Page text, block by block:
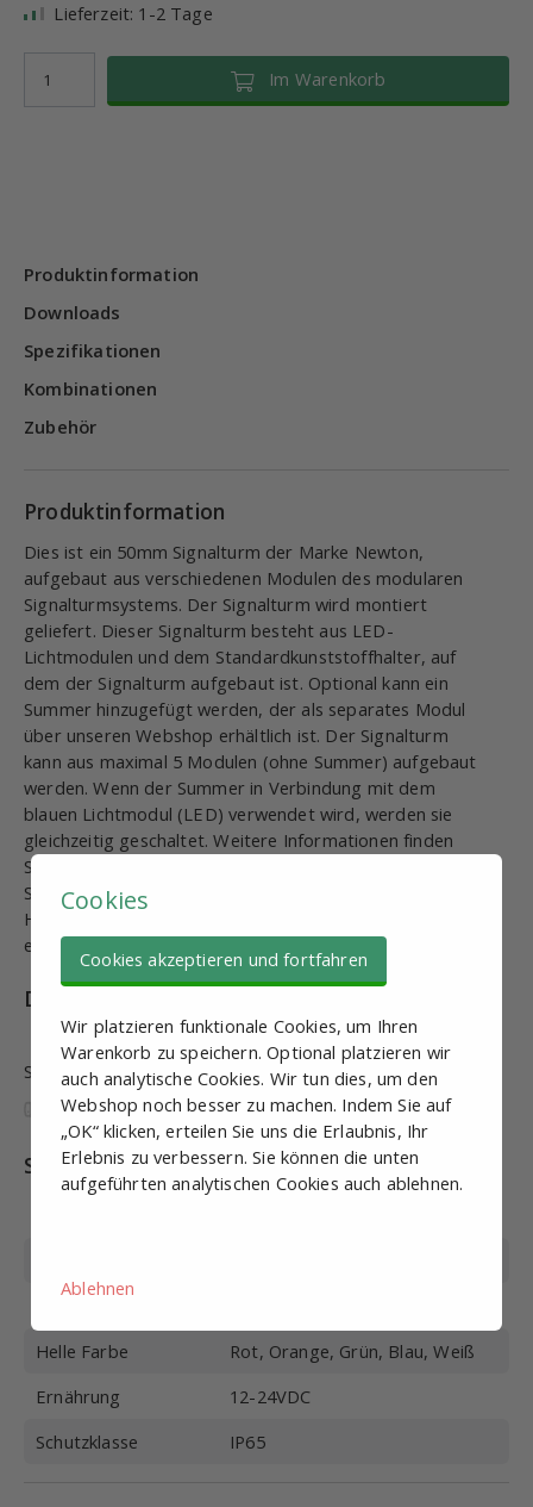
Lieferzeit: 1-2 Tage
Im Warenkorb
Produktinformation
Downloads
Spezifikationen
Kombinationen
Zubehör
Produktinformation
Dies ist ein 50mm Signalturm der Marke Newton,
aufgebaut aus verschiedenen Modulen des modularen
Signalturmsystems. Der Signalturm wird montiert
geliefert. Dieser Signalturm besteht aus LED-
Lichtmodulen und dem Standardkunststoffhalter, auf
dem der Signalturm aufgebaut ist. Optional kann ein
Summer hinzugefügt werden, der als separates Modul
über unseren Webshop erhältlich ist. Der Signalturm
kann aus maximal 5 Modulen (ohne Summer) aufgebaut
werden. Wenn der Summer in Verbindung mit dem
blauen Lichtmodul (LED) verwendet wird, werden sie
gleichzeitig geschaltet. Weitere Informationen finden
Sie im Datenblatt. Dichtungen zur Abdichtung des
Signalturms IP65 an der Unterseite (Unterseite
Halterung) sind ebenfalls über unseren Webshop
erhältlich.
Downloads
Sind diese Informationen nützlich und vollständig?
Spezifikationen
Helle Farbe
Rot, Orange, Grün, Blau, Weiß
Ernährung
12-24VDC
Schutzklasse
IP65
Cookies
Cookies akzeptieren und fortfahren
Wir platzieren funktionale Cookies, um Ihren
Warenkorb zu speichern. Optional platzieren wir
auch analytische Cookies. Wir tun dies, um den
Webshop noch besser zu machen. Indem Sie auf
„OK“ klicken, erteilen Sie uns die Erlaubnis, Ihr
Erlebnis zu verbessern. Sie können die unten
aufgeführten analytischen Cookies auch ablehnen.
Ablehnen